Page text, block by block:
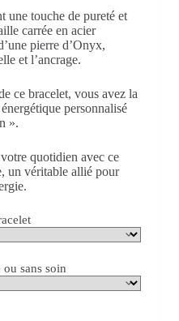
une touche de pureté et
carrée en acier
pierre d’Onyx,
et l’ancrage.
ce bracelet, vous avez la
personnalisé
».
quotidien avec ce
un véritable allié pour
sans soin